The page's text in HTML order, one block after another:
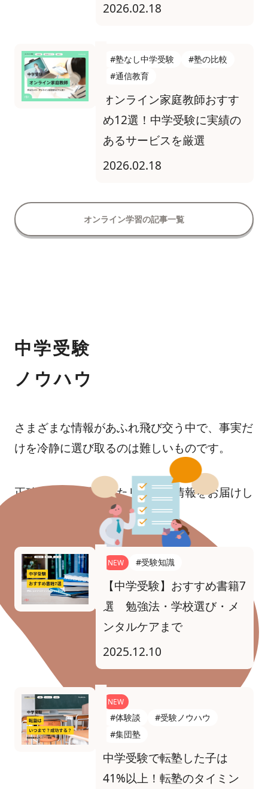
2026.02.18
#塾なし中学受験
#塾の比較
#通信教育
オンライン家庭教師おすす
め12選！中学受験に実績の
あるサービスを厳選
2026.02.18
オンライン学習の記事一覧
中学受験
ノウハウ
さまざまな情報があふれ飛び交う中で、事実だ
けを冷静に選び取るのは難しいものです。
正確な調査に基づいたリアルな情報をお届けし
NEW #受験知識
【中学受験】おすすめ書籍7
選 勉強法・学校選び・メ
ンタルケアまで
2025.12.10
NEW
#体験談
#受験ノウハウ
#集団塾
中学受験で転塾した子は
41%以上！転塾のタイミン